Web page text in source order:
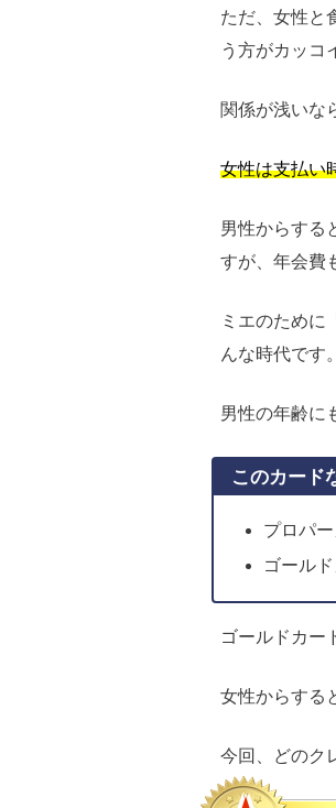
ただ、女性と
う方がカッコ
関係が浅いな
女性は支払い
男性からする
すが、年会費
ミエのために
んな時代です。
男性の年齢に
このカード
プロパ
ゴール
ゴールドカー
女性からする
今回、どのク